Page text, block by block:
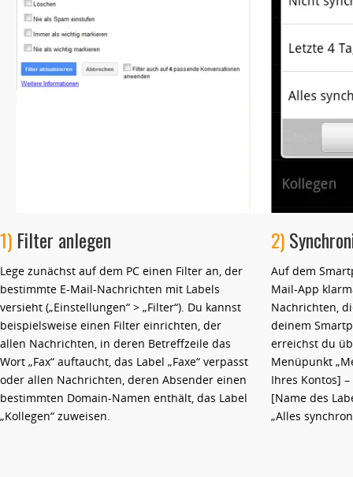
1) Filter anlegen
Lege zunächst auf dem PC einen Filter an, der
bestimmte E-Mail-Nachrichten mit Labels
versieht („Einstellungen“ > „Filter“). Du kannst
beispielsweise einen Filter einrichten, der
allen Nachrichten, in deren Betreffzeile das
Wort „Fax“ auftaucht, das Label „Faxe“ verpasst
oder allen Nachrichten, deren Absender einen
bestimmten Domain-Namen enthält, das Label
„Kollegen“ zuweisen.
2)
Auf dem
Mail-App
Nachrichten,
deinem
erreichst du
Menüpunkt
Ihres Kontos] –
[Name des
„Alles